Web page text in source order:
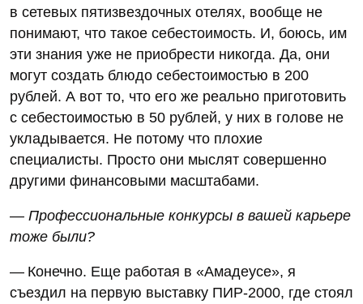
в сетевых пятизвездочных отелях, вообще не
понимают, что такое себестоимость. И, боюсь, им
эти знания уже не приобрести никогда. Да, они
могут создать блюдо себестоимостью в 200
рублей. А вот то, что его же реально приготовить
с себестоимостью в 50 рублей, у них в голове не
укладывается. Не потому что плохие
специалисты. Просто они мыслят совершенно
другими финансовыми масштабами.
— Профессиональные конкурсы в вашей карьере
тоже были?
— Конечно. Еще работая в «Амадеусе», я
съездил на первую выставку ПИР-2000, где стоял